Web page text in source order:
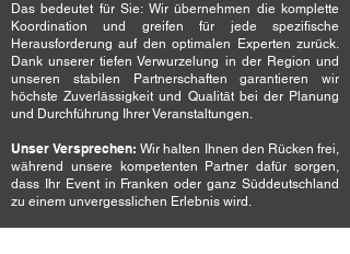
Das bedeutet für Sie: Wir übernehmen die komplette
Koordination und greifen für jede spezifische
Herausforderung auf den optimalen Experten zurück.
Dank unserer tiefen Verwurzelung in der Region und
unseren stabilen Partnerschaften garantieren wir
höchste Zuverlässigkeit und Qualität bei der Planung
und Durchführung Ihrer Veranstaltungen.
Unser Versprechen: Wir halten Ihnen den Rücken frei,
während unsere kompetenten Partner dafür sorgen,
dass Ihr Event in Franken oder ganz Süddeutschland
zu einem unvergesslichen Erlebnis wird.